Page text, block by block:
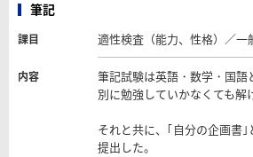
筆記
課目 適性検査（能力、性格）／一
内容
筆記試験は英語・数学・国語
別に勉強していかなくても解
それと共に、｢自分の企画書
提出した。